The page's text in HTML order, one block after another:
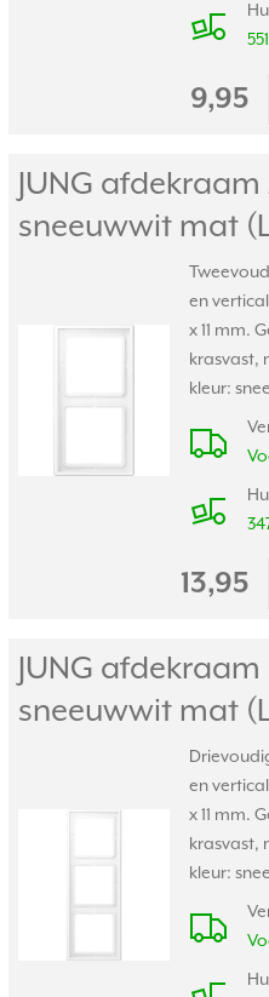
9,95
JUNG
sneeuwwit mat
en
x 11 mm.
krasvast,
kleur:
13,95
JUNG
sneeuwwit mat
en
x 11 mm.
krasvast,
kleur: